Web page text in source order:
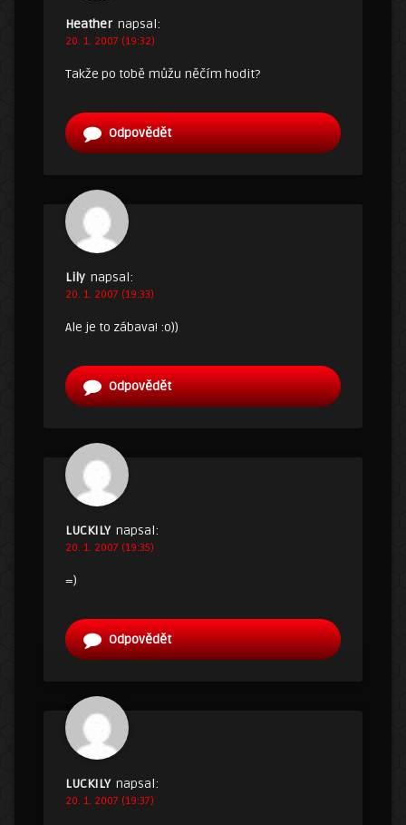
Heather napsal:
20. 1. 2007 (19:32)
Takže po tobě můžu něčím hodit?
Odpovědět
Lily napsal:
20. 1. 2007 (19:33)
Ale je to zábava! :o))
Odpovědět
LUCKILY napsal:
20. 1. 2007 (19:35)
=)
Odpovědět
LUCKILY napsal:
20. 1. 2007 (19:37)